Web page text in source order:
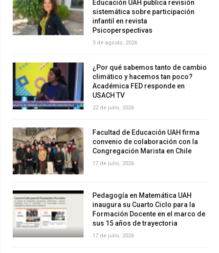
Educación UAH publica revisión
sistemática sobre participación
infantil en revista
Psicoperspectivas
3 de agosto, 2026
¿Por qué sabemos tanto de cambio
climático y hacemos tan poco?
Académica FED responde en
USACH TV
22 de julio, 2026
Facultad de Educación UAH firma
convenio de colaboración con la
Congregación Marista en Chile
17 de julio, 2026
Pedagogía en Matemática UAH
inaugura su Cuarto Ciclo para la
Formación Docente en el marco de
sus 15 años de trayectoria
17 de julio, 2026